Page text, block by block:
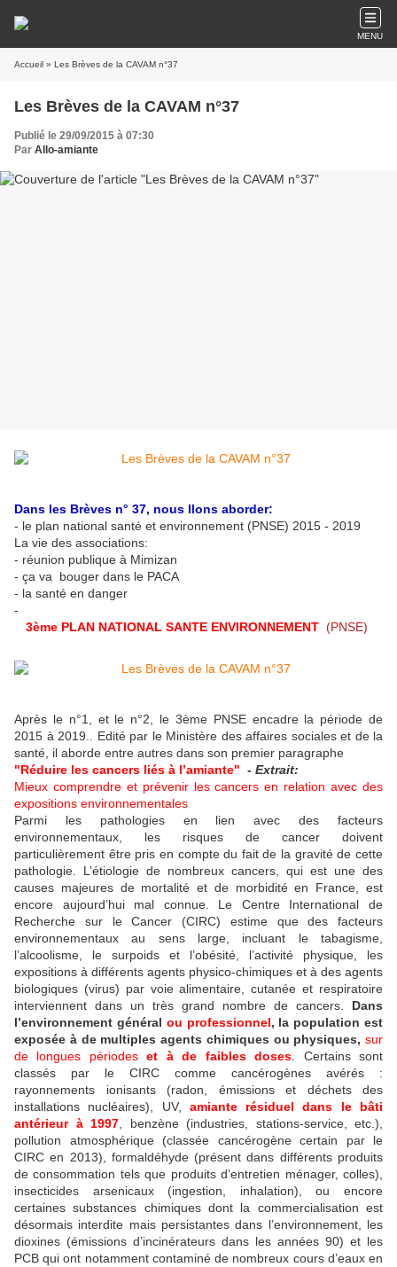
MENU
Accueil » Les Brèves de la CAVAM n°37
Les Brèves de la CAVAM n°37
Publié le 29/09/2015 à 07:30
Par Allo-amiante
Dans les Brèves n° 37, nous llons aborder:
- le plan national santé et environnement (PNSE) 2015 - 2019
La vie des associations:
- réunion publique à Mimizan
- ça va bouger dans le PACA
- la santé en danger
-
3ème PLAN NATIONAL SANTE ENVIRONNEMENT (PNSE)
Après le n°1, et le n°2, le 3ème PNSE encadre la période de
2015 à 2019.. Edité par le Ministère des affaires sociales et de la
santé, il aborde entre autres dans son premier paragraphe
"Réduire les cancers liés à l’amiante" - Extrait:​
Mieux comprendre et prévenir les cancers en relation avec des
expositions environnementales
Parmi les pathologies en lien avec des facteurs
environnementaux, les risques de cancer doivent
particulièrement être pris en compte du fait de la gravité de cette
pathologie. L’étiologie de nombreux cancers, qui est une des
causes majeures de mortalité et de morbidité en France, est
encore aujourd’hui mal connue. Le Centre International de
Recherche sur le Cancer (CIRC) estime que des facteurs
environnementaux au sens large, incluant le tabagisme,
l’alcoolisme, le surpoids et l’obésité, l’activité physique, les
expositions à différents agents physico-chimiques et à des agents
biologiques (virus) par voie alimentaire, cutanée et respiratoire
interviennent dans un très grand nombre de cancers.
Dans
l’environnement général ou professionnel, la population est
exposée à de multiples agents chimiques ou physiques, sur
de longues périodeset à de faibles doses . Certains sont
classés par le CIRC comme cancérogènes avérés :
rayonnements ionisants (radon, émissions et déchets des
installations nucléaires), UV,
amiante
résiduel dans le bâti
antérieur à 1997 , benzène (industries, stations-service, etc.),
pollution atmosphérique (classée cancérogène certain par le
CIRC en 2013), formaldéhyde (présent dans différents produits
de consommation tels que produits d’entretien ménager, colles),
insecticides arsenicaux (ingestion, inhalation), ou encore
certaines substances chimiques dont la commercialisation est
désormais interdite mais persistantes dans l’environnement, les
dioxines (émissions d’incinérateurs dans les années 90) et les
PCB qui ont notamment contaminé de nombreux cours d’eaux en